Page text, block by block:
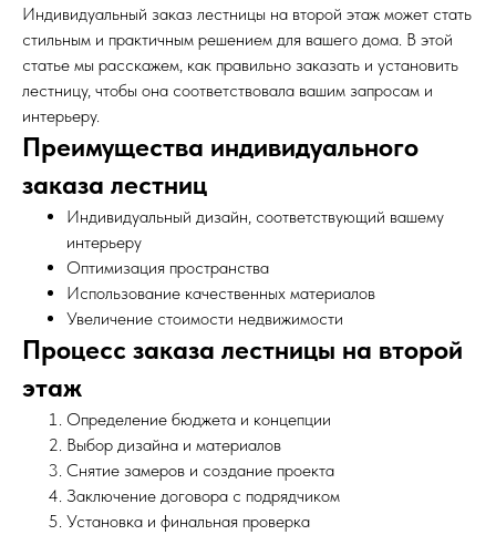
Индивидуальный заказ лестницы на второй этаж может стать
стильным и практичным решением для вашего дома. В этой
статье мы расскажем, как правильно заказать и установить
лестницу, чтобы она соответствовала вашим запросам и
интерьеру.
Преимущества индивидуального
заказа лестниц
Индивидуальный дизайн, соответствующий вашему
интерьеру
Оптимизация пространства
Использование качественных материалов
Увеличение стоимости недвижимости
Процесс заказа лестницы на второй
этаж
Определение бюджета и концепции
Выбор дизайна и материалов
Снятие замеров и создание проекта
Заключение договора с подрядчиком
Установка и финальная проверка